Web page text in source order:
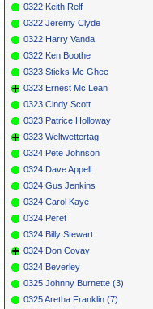
0322 Keith Relf
0322 Jeremy Clyde
0322 Harry Vanda
0322 Ken Boothe
0323 Sticks Mc Ghee
0323 Ernest Mc Lean
0323 Cindy Scott
0323 Patrice Holloway
0323 Weltwettertag
0324 Pete Johnson
0324 Dave Appell
0324 Gus Jenkins
0324 Carol Kaye
0324 Peret
0324 Billy Stewart
0324 Don Covay
0324 Beverley
0325 Johnny Burnette (3)
0325 Aretha Franklin (7)